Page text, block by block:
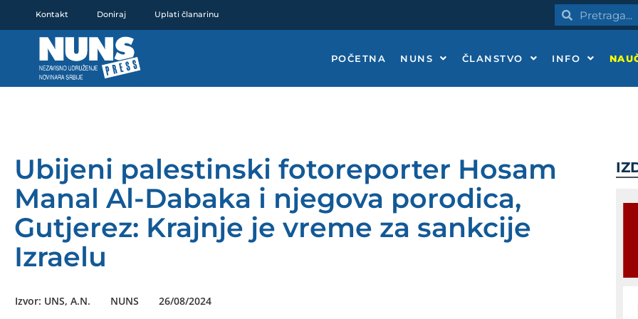
Kontakt Doniraj Uplati članarinu PretragaPretraga
POČETNA NUNS ČLANSTVO INFO
Ubijeni palestinski fotoreporter Hosam
Manal Al-Dabaka i njegova porodica,
Gutjerez: Krajnje je vreme za sankcije
Izraelu
Izvor: UNS, A.N. NUNS 26/08/2024